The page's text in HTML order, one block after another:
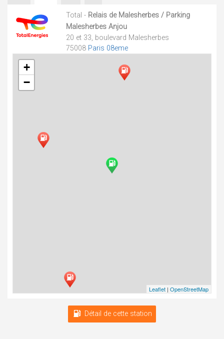
Total - Relais de Malesherbes / Parking
Malesherbes Anjou
20 et 33, boulevard Malesherbes
75008 Paris 08eme
+
−
Leaflet | OpenStreetMap
Détail de cette station